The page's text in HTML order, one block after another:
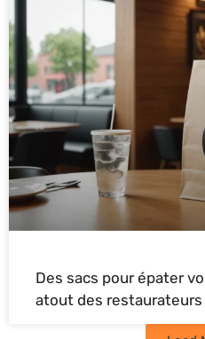
Des sacs pour épater
atout des restaurateurs